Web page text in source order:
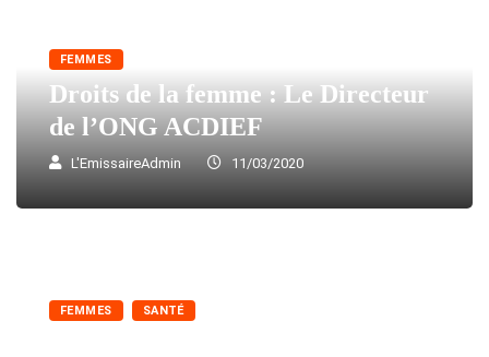
FEMMES
Droits de la femme : Le Directeur
de l’ONG ACDIEF
L'EmissaireAdmin 11/03/2020
FEMMES SANTÉ